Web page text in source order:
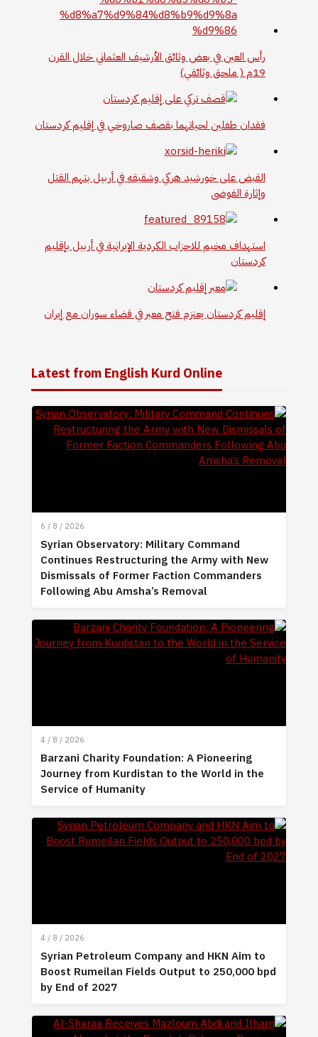
رأس العين في بعض وثائق الأرشيف العثماني خلال القرن
19م ( ملحق وثائقي)
فقدان طفلين لحياتهما بقصف صاروخي في إقليم كردستان
القبض على خورشيد هركي وشقيقه في أربيل بتهم القتل
وإثارة الفوضى
استهداف مخيم للاحزاب الكردية الإيرانية في أربيل بإقليم
كردستان
‏إقليم كردستان يعتزم ‏فتح معبر في قضاء سوران مع إيران
Latest from English Kurd Online
6 / 8 / 2026
Syrian Observatory: Military Command
Continues Restructuring the Army with New
Dismissals of Former Faction Commanders
Following Abu Amsha’s Removal
4 / 8 / 2026
Barzani Charity Foundation: A Pioneering
Journey from Kurdistan to the World in the
Service of Humanity
4 / 8 / 2026
Syrian Petroleum Company and HKN Aim to
Boost Rumeilan Fields Output to 250,000 bpd
by End of 2027